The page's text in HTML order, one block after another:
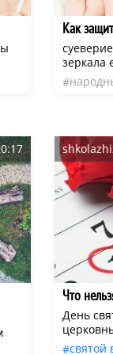
Как
зеркала
может
Что
День
он во
святой